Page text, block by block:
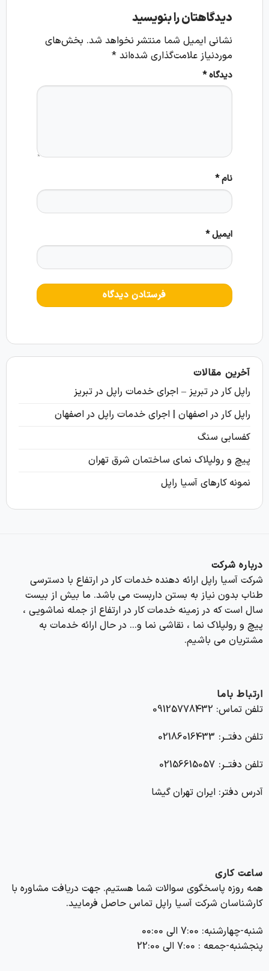
دیدگاهتان را بنویسید
نشانی ایمیل شما منتشر نخواهد شد. بخش‌های
موردنیاز علامت‌گذاری شده‌اند *
دیدگاه*
نام*
ایمیل*
آخرین مقالات
راپل کار در تبریز – اجرای خدمات راپل در تبریز
راپل کار در اصفهان | اجرای خدمات راپل در اصفهان
کفسابی سنگ
پیچ و رولپلاک نمای ساختمان شرق تهران
نمونه کارهای آسیا راپل
درباره شرکت
شرکت آسیا راپل ارائه دهنده خدمات کار در ارتفاع با دسترسی
طناب بدون نیاز به بستن داربست می باشد. ما بیش از بیست
سال است که در زمینه خدمات کار در ارتفاع از جمله نماشویی ،
پیچ و رولپلاک نما ، نقاشی نما و… در حال ارائه خدمات به
مشتریان می باشیم.
ارتباط باما
تلفن تماس: 09125778432
تلفن دفتــر: 02186016433
تلفن دفتــر: 02156615057
آدرس دفتر: ایران تهران گیشا
ساعت کاری
همه روزه پاسخگوی سوالات شما هستیم. جهت دریافت مشاوره با
کارشناسان شرکت آسیا راپل تماس حاصل فرمایید.
شنبه-چهارشنبه: 7:00 الی 00:00
پنجشنبه-جمعه : 7:00 الی 22:00